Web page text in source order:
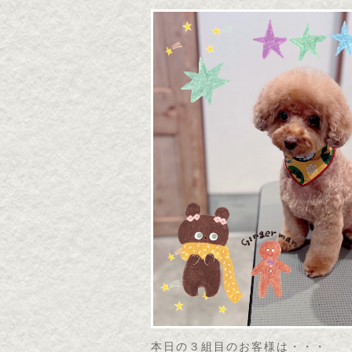
本日の３組目のお客様は・・・